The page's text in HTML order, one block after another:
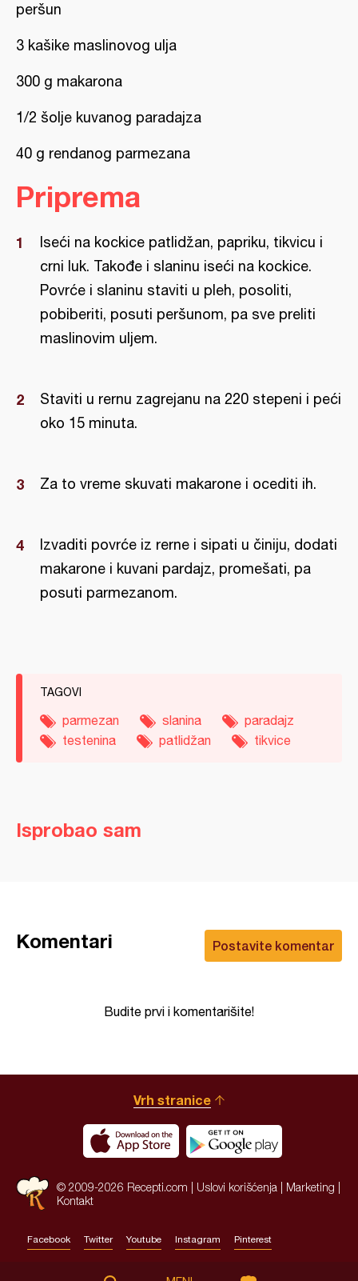
peršun
3 kašike maslinovog ulja
300 g makarona
1/2 šolje kuvanog paradajza
40 g rendanog parmezana
Priprema
Iseći na kockice patlidžan, papriku, tikvicu i
crni luk. Takođe i slaninu iseći na kockice.
Povrće i slaninu staviti u pleh, posoliti,
pobiberiti, posuti peršunom, pa sve preliti
maslinovim uljem.
Staviti u rernu zagrejanu na 220 stepeni i peći
oko 15 minuta.
Za to vreme skuvati makarone i ocediti ih.
Izvaditi povrće iz rerne i sipati u činiju, dodati
makarone i kuvani pardajz, promešati, pa
posuti parmezanom.
TAGOVI
parmezan slanina
paradajz
testenina
patlidžan tikvice
Isprobao sam
Postavite komentar
Komentari
Budite prvi i komentarišite!
Vrh stranice
© 2009-2026 Recepti.com | Uslovi korišćenja Marketing
Kontakt
Facebook Twitter Youtube Instagram Pinterest